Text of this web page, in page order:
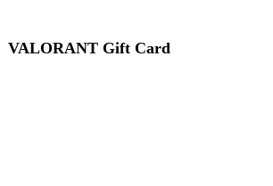
VALORANT Gift Card